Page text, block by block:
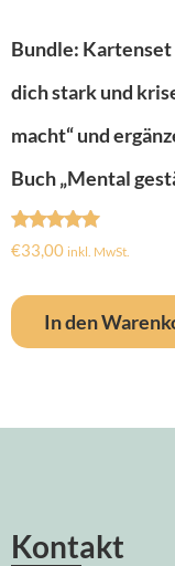
Bundle: Kartenset
dich stark und
macht“ und
Buch „Mental
Bewertet
mit
von 5
€33,00 inkl. MwSt.
In den
Kontakt